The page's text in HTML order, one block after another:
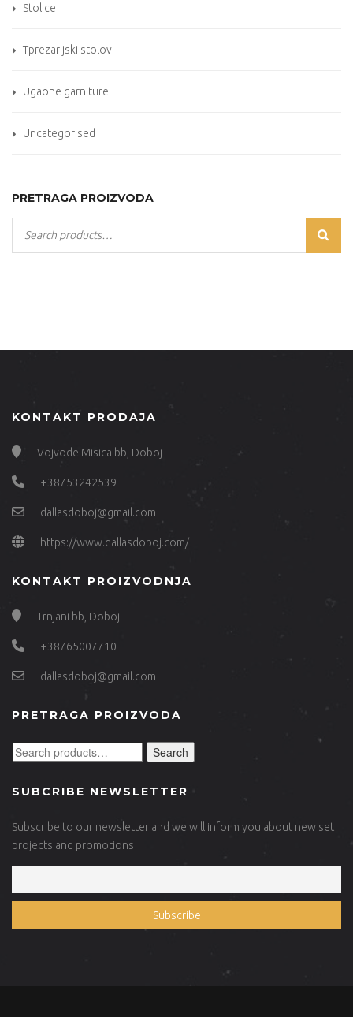
Stolice
Tprezarijski stolovi
Ugaone garniture
Uncategorised
PRETRAGA PROIZVODA
KONTAKT PRODAJA
Vojvode Misica bb, Doboj
+38753242539
dallasdoboj@gmail.com
https://www.dallasdoboj.com/
KONTAKT PROIZVODNJA
Trnjani bb, Doboj
+38765007710
dallasdoboj@gmail.com
PRETRAGA PROIZVODA
Search
SUBCRIBE NEWSLETTER
Subscribe to our newsletter and we will inform you about new set
projects and promotions